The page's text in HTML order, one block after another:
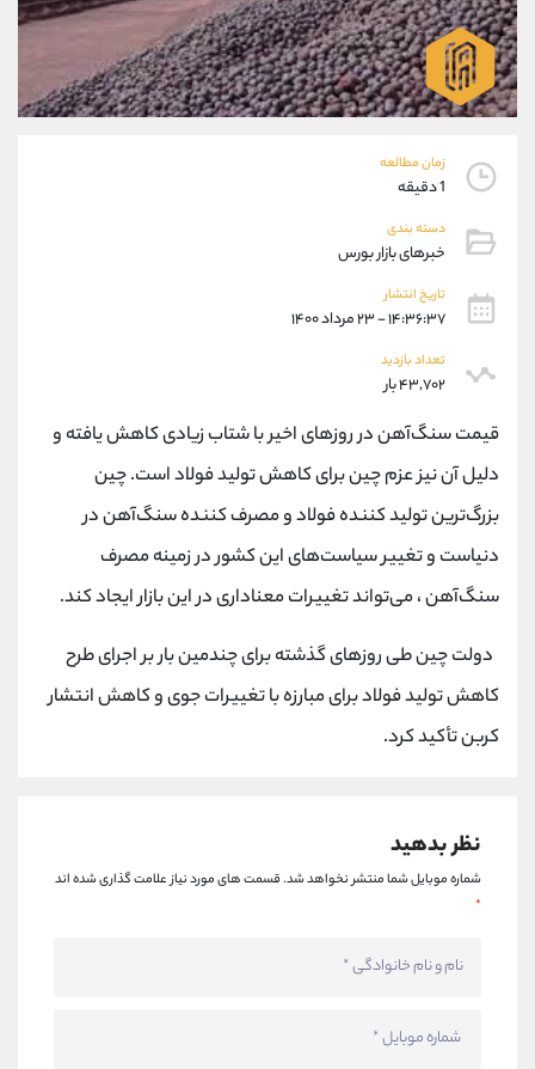
زمان مطالعه
1 دقیقه
دسته بندی
خبرهای بازار بورس
تاریخ انتشار
۱۴:۳۶:۳۷ - ۲۳ مرداد ۱۴۰۰
تعداد بازدید
۴۳,۷۰۲ بار
قیمت سنگ‌آهن در روزهای اخیر با شتاب زیادی کاهش یافته و
دلیل آن نیز عزم چین برای کاهش تولید فولاد است. چین
بزرگ‌ترین تولید کننده فولاد و مصرف‌ کننده سنگ‌آهن در
دنیاست و تغییر سیاست‌های این کشور در زمینه مصرف
سنگ‌آهن ، می‌تواند تغییرات معناداری در این بازار ایجاد کند.
دولت چین طی روزهای گذشته برای چندمین بار بر اجرای طرح
کاهش تولید فولاد برای مبارزه با تغییرات جوی و کاهش انتشار
کربن تأکید کرد.
نظر بدهید
شماره موبایل شما منتشر نخواهد شد.قسمت های مورد نیاز علامت گذاری شده اند
*
09927779040
واتساپ شروع گفتگو
تلگرام @Armteam_admin_por
داخلی 107
پشتیبان فروش
واتساپ
تلگرام
اطلاعات تماس (دفتر فروش)
021-22021040
اینستاگرام @alireza.mehrabii
کانال تلگرام @alirezamehrabi_com
@alirezamehrabi_official